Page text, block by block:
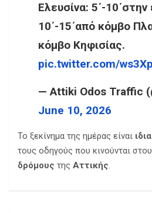
Ελευσίνα: 5΄-10΄στην
10΄-15΄από κόμβο
κόμβο Κηφισίας.
pic.twitter.com/
— Attiki Odos Traffic
June 10, 2026
Το ξεκίνημα της ημέρας είναι
τους οδηγούς που κινούνται
δρόμους της Αττικής.